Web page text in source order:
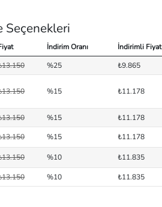
Seçenekleri
İndirim Oranı İndirimli Fiyat
%25 ₺9.865
%15 ₺11.178
%15 ₺11.178
%15 ₺11.178
%10 ₺11.835
%10 ₺11.835